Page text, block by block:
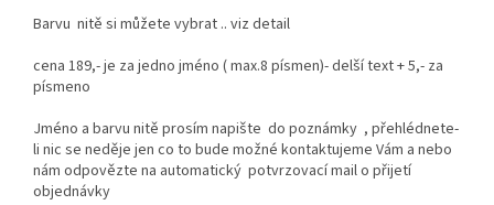
Barvu nitě si můžete vybrat .. viz detail
cena 189,- je za jedno jméno ( max.8 písmen)- delší text + 5,- za
písmeno
Jméno a barvu nitě prosím napište do poznámky , přehlédnete-
li nic se neděje jen co to bude možné kontaktujeme Vám a nebo
nám odpovězte na automatický potvrzovací mail o přijetí
objednávky